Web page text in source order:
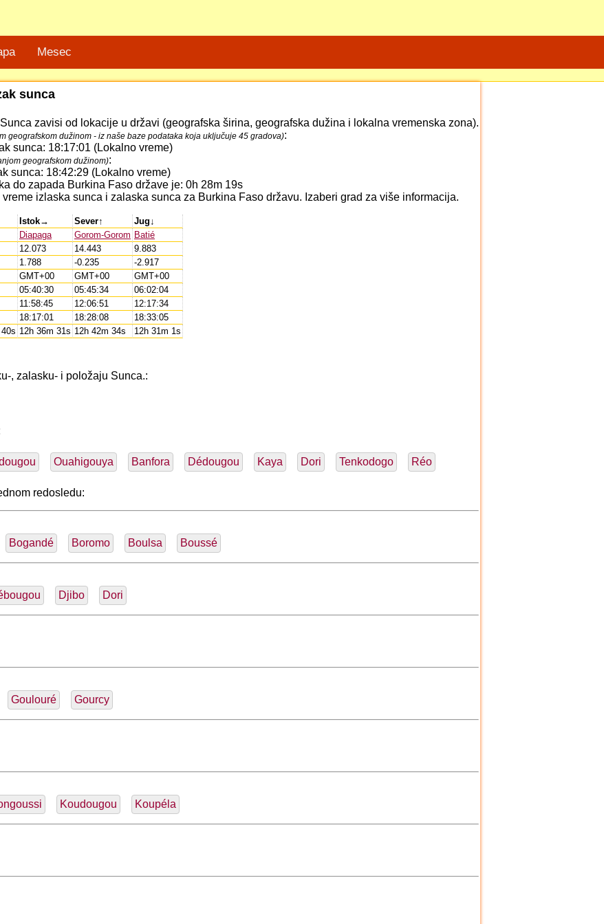
Mesec
sunca
zavisi od lokacije u državi (geografska širina, geografska dužina i lokalna vremenska zona).
geografskom dužinom - iz naše baze podataka koja uključuje 45 gradova):
sunca: 18:17:01 (Lokalno vreme)
geografskom dužinom):
sunca: 18:42:29 (Lokalno vreme)
do zapada Burkina Faso države je: 0h 28m 19s
izlaska sunca i zalaska sunca za Burkina Faso državu. Izaberi grad za više informacija.
Istok→ Sever↑
Jug↓
Diapaga Gorom-Gorom Batié
12.073 14.443
9.883
1.788 -0.235
-2.917
GMT+00 GMT+00
GMT+00
05:40:30 05:45:34
06:02:04
11:58:45 12:06:51
12:17:34
18:17:01 18:28:08
18:33:05
12h 36m 31s 12h 42m 34s 12h 31m 1s
, zalasku- i položaju Sunca.:
Ouahigouya Banfora Dédougou Kaya Dori Tenkodogo Réo
redosledu:
Bogandé Boromo Boulsa Boussé
Djibo Dori
Goulouré Gourcy
Koudougou Koupéla